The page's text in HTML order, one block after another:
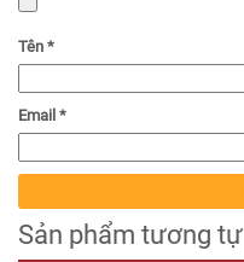
Tên *
Email *
Sản phẩm tương tự